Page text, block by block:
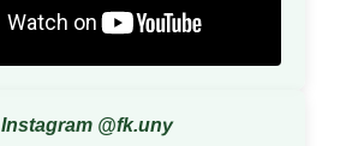
Instagram @fk.uny